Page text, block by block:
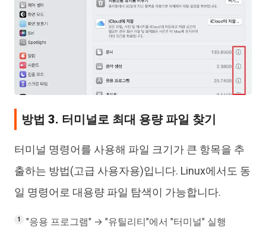
방법 3. 터미널로 최대 용량 파일 찾기
터미널 명령어를 사용해 파일 크기가 큰 항목을 추
출하는 방법(고급 사용자용)입니다. Linux에서도 동
일 명령어로 대용량 파일 탐색이 가능합니다.
"응용 프로그램" → "유틸리티"에서 "터미널" 실행